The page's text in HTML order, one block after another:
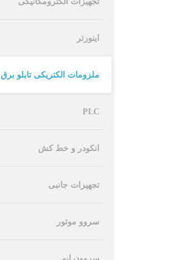
اینورتر
ملزومات الکتریکی تابلو برق
PLC
انکودر و خط کش
تجهیزات جانبی
سروو موتور